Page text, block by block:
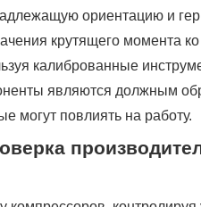
ориентацию и
крутящего момента
калиброванные
являются должным
могут повлиять на работу.